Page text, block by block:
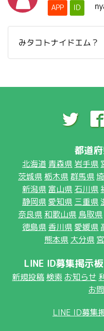
APP ID
みタコトナイドエム？
都道
北海道 青森県 岩手県
茨城県 栃木県群馬県
新潟県 富山県 石川県
静岡県愛知県 三重県
奈良県 和歌山県 鳥取県
徳島県 香川県愛媛県
熊本県 大分県
LINE ID募集掲示
新規投稿 検索 お知らせ
お
LINE ID募集